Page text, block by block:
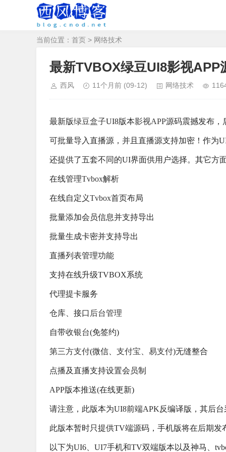
当前位置： 首页 > 网络技术
最新TVBOX绿豆UI8影视
西风 11个月前 (09-12) 网络技术
最新版绿豆盒子UI8版本影视APP源码震撼发布，
可批量导入直播源，并且直播源支持加密！作为
还提供了五套不同的UI界面供用户选择。其它方
在线管理Tvbox解析
在线自定义Tvbox首页布局
批量添加会员信息并支持导出
批量生成卡密并支持导出
直播列表管理功能
支持在线升级TVBOX系统
代理提卡服务
仓库、接口 后台管理
自带收银台(免签约)
第三方支付(微信、 支付宝 易支付)无缝整合
点播及直播支持设置会员制
APP版本推送(在线更新)
请注意，此版本为UI8前端APK反编译版，其后
此版本暂时只提供TV端源码，手机版将在后期
以下为UI6、UI7手机和TV双端版本以及神马、